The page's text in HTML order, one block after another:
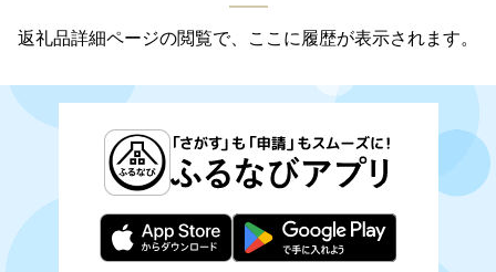
返礼品詳細ページの閲覧で、ここに履歴が表示されます。